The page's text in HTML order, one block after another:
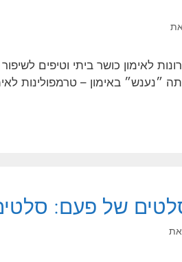
לאימון כושר ביתי וטיפים
״נענש״ באימון – טרמפולינות
של פעם: